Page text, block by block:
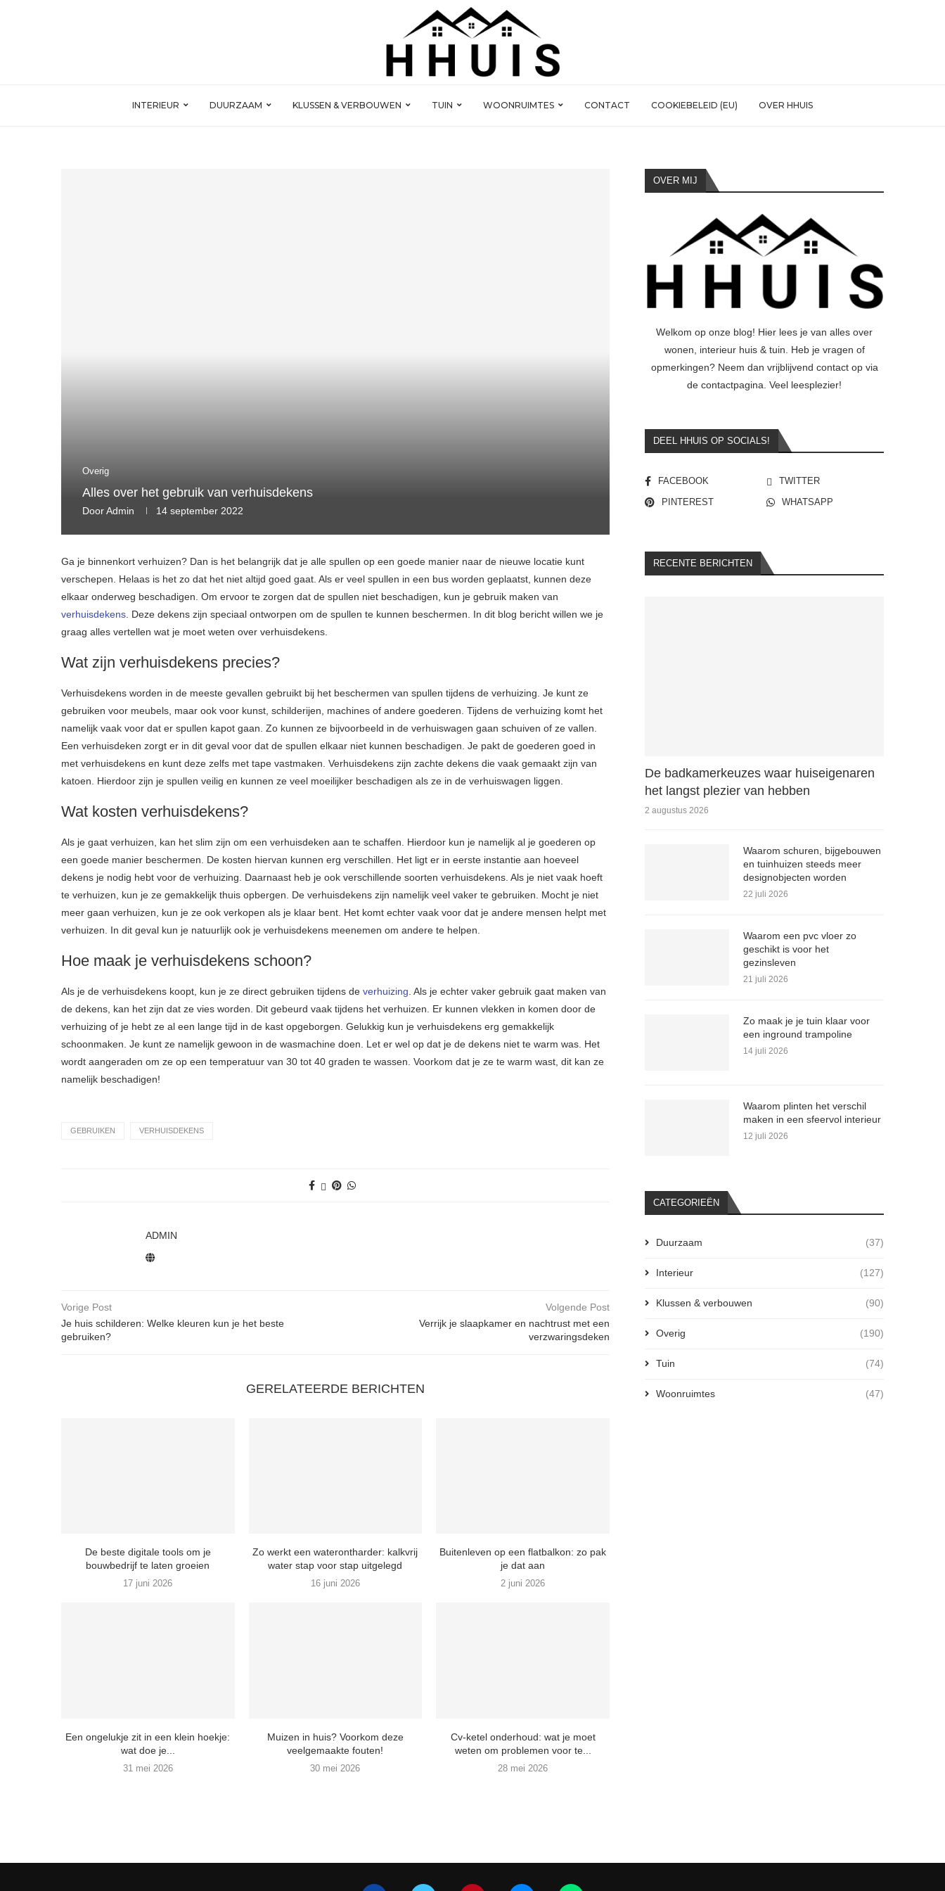
INTERIEUR DUURZAAM KLUSSEN & VERBOUWEN TUIN WOONRUIMTES CONTACT COOKIEBELEID (EU) OVER HHUIS
Overig
Alles over het gebruik van verhuisdekens
DoorAdmin 14 september 2022
Ga je binnenkort verhuizen? Dan is het belangrijk dat je alle spullen op een goede manier naar de nieuwe locatie kunt
verschepen. Helaas is het zo dat het niet altijd goed gaat. Als er veel spullen in een bus worden geplaatst, kunnen deze
elkaar onderweg beschadigen. Om ervoor te zorgen dat de spullen niet beschadigen, kun je gebruik maken van
verhuisdekens . Deze dekens zijn speciaal ontworpen om de spullen te kunnen beschermen. In dit blog bericht willen we je
graag alles vertellen wat je moet weten over verhuisdekens.
Wat zijn verhuisdekens precies?
Verhuisdekens worden in de meeste gevallen gebruikt bij het beschermen van spullen tijdens de verhuizing. Je kunt ze
gebruiken voor meubels, maar ook voor kunst, schilderijen, machines of andere goederen. Tijdens de verhuizing komt het
namelijk vaak voor dat er spullen kapot gaan. Zo kunnen ze bijvoorbeeld in de verhuiswagen gaan schuiven of ze vallen.
Een verhuisdeken zorgt er in dit geval voor dat de spullen elkaar niet kunnen beschadigen. Je pakt de goederen goed in
met verhuisdekens en kunt deze zelfs met tape vastmaken. Verhuisdekens zijn zachte dekens die vaak gemaakt zijn van
katoen. Hierdoor zijn je spullen veilig en kunnen ze veel moeilijker beschadigen als ze in de verhuiswagen liggen.
Wat kosten verhuisdekens?
Als je gaat verhuizen, kan het slim zijn om een verhuisdeken aan te schaffen. Hierdoor kun je namelijk al je goederen op
een goede manier beschermen. De kosten hiervan kunnen erg verschillen. Het ligt er in eerste instantie aan hoeveel
dekens je nodig hebt voor de verhuizing. Daarnaast heb je ook verschillende soorten verhuisdekens. Als je niet vaak hoeft
te verhuizen, kun je ze gemakkelijk thuis opbergen. De verhuisdekens zijn namelijk veel vaker te gebruiken. Mocht je niet
meer gaan verhuizen, kun je ze ook verkopen als je klaar bent. Het komt echter vaak voor dat je andere mensen helpt met
verhuizen. In dit geval kun je natuurlijk ook je verhuisdekens meenemen om andere te helpen.
Hoe maak je verhuisdekens schoon?
Als je de verhuisdekens koopt, kun je ze direct gebruiken tijdens de verhuizing . Als je echter vaker gebruik gaat maken van
de dekens, kan het zijn dat ze vies worden. Dit gebeurd vaak tijdens het verhuizen. Er kunnen vlekken in komen door de
verhuizing of je hebt ze al een lange tijd in de kast opgeborgen. Gelukkig kun je verhuisdekens erg gemakkelijk
schoonmaken. Je kunt ze namelijk gewoon in de wasmachine doen. Let er wel op dat je de dekens niet te warm was. Het
wordt aangeraden om ze op een temperatuur van 30 tot 40 graden te wassen. Voorkom dat je ze te warm wast, dit kan ze
namelijk beschadigen!
GEBRUIKEN VERHUISDEKENS
ADMIN
Vorige Post
Je huis schilderen: Welke kleuren kun je het beste
gebruiken?
Volgende Post
Verrijk je slaapkamer en nachtrust met een
verzwaringsdeken
GERELATEERDE BERICHTEN
De beste digitale tools om je
bouwbedrijf te laten groeien
17 juni 2026
Zo werkt een waterontharder: kalkvrij
water stap voor stap uitgelegd
16 juni 2026
Buitenleven op een flatbalkon: zo pak
je dat aan
2 juni 2026
Een ongelukje zit in een klein hoekje:
wat doe je...
31 mei 2026
Muizen in huis? Voorkom deze
veelgemaakte fouten!
30 mei 2026
Cv-ketel onderhoud: wat je moet
weten om problemen voor te...
28 mei 2026
OVER MIJ
Welkom op onze blog! Hier lees je van alles over
wonen, interieur huis & tuin. Heb je vragen of
opmerkingen? Neem dan vrijblijvend contact op via
de contactpagina. Veel leesplezier!
DEEL HHUIS OP SOCIALS!
FACEBOOK
TWITTER
PINTEREST
WHATSAPP
RECENTE BERICHTEN
De badkamerkeuzes waar huiseigenaren
het langst plezier van hebben
2 augustus 2026
Waarom schuren, bijgebouwen
en tuinhuizen steeds meer
designobjecten worden
22 juli 2026
Waarom een pvc vloer zo
geschikt is voor het
gezinsleven
21 juli 2026
Zo maak je je tuin klaar voor
een inground trampoline
14 juli 2026
Waarom plinten het verschil
maken in een sfeervol interieur
12 juli 2026
CATEGORIEËN
Duurzaam (37)
Interieur (127)
Klussen & verbouwen (90)
Overig (190)
Tuin (74)
Woonruimtes (47)